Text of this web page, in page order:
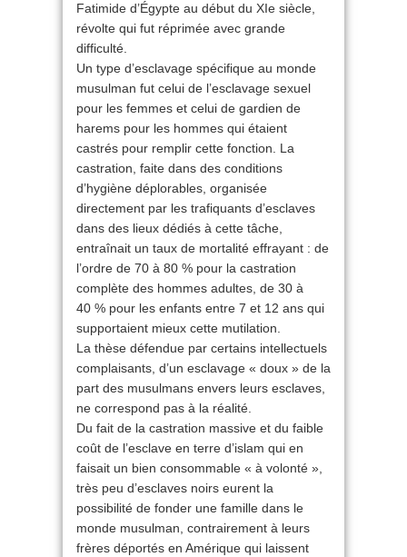
Fatimide d’Égypte au début du XIe siècle,
révolte qui fut réprimée avec grande
difficulté.
Un type d’esclavage spécifique au monde
musulman fut celui de l’esclavage sexuel
pour les femmes et celui de gardien de
harems pour les hommes qui étaient
castrés pour remplir cette fonction. La
castration, faite dans des conditions
d’hygiène déplorables, organisée
directement par les trafiquants d’esclaves
dans des lieux dédiés à cette tâche,
entraînait un taux de mortalité effrayant : de
l’ordre de 70 à 80 % pour la castration
complète des hommes adultes, de 30 à
40 % pour les enfants entre 7 et 12 ans qui
supportaient mieux cette mutilation.
La thèse défendue par certains intellectuels
complaisants, d’un esclavage « doux » de la
part des musulmans envers leurs esclaves,
ne correspond pas à la réalité.
Du fait de la castration massive et du faible
coût de l’esclave en terre d’islam qui en
faisait un bien consommable « à volonté »,
très peu d’esclaves noirs eurent la
possibilité de fonder une famille dans le
monde musulman, contrairement à leurs
frères déportés en Amérique qui laissent